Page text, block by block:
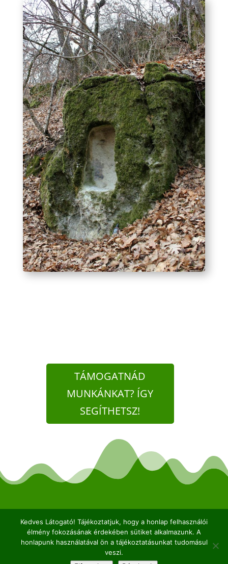
TÁMOGATNÁD
MUNKÁNKAT? ÍGY
SEGÍTHETSZ!
2026© Kaptárkő Egyesület | Email:info@kaptarko.hu
|Adatkezelés|Impresszum |Web:VERTICAL
Kedves Látogató! Tájékoztatjuk, hogy a honlap felhasználói
élmény fokozásának érdekében sütiket alkalmazunk. A
honlapunk használatával ön a tájékoztatásunkat tudomásul
veszi.